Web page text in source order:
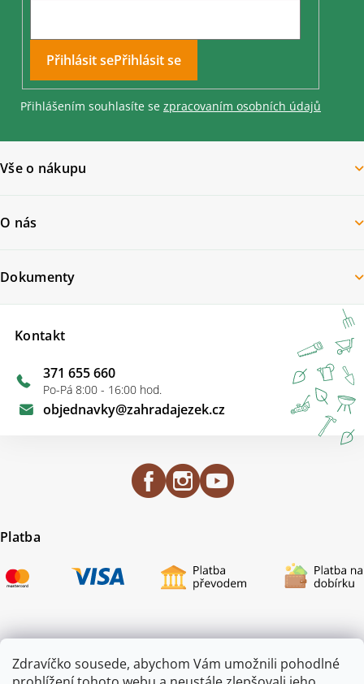
Zdravíčko sousede, abychom Vám umožnili pohodlné
Přihlásit se
Přihlášením souhlasíte se zpracovaním osobních údajů
Vše o nákupu
O nás
Kontakt
objednavky@zahradajezek.cz
371 655 660
Po-Pá 8:00 - 16:00 hod.
Dokumenty
Platba
Certifikace